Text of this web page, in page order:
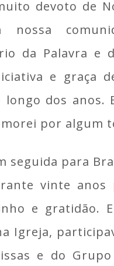
devoto de
nossa
da Palavra e
e graça
longo dos anos.
por algum
seguida para
vinte
e gratidão.
Igreja,
e do